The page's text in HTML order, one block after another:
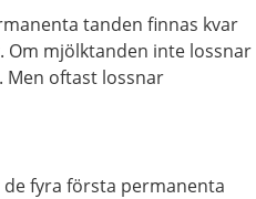
tanden finnas kvar
Om mjölktanden inte lossnar
Men oftast lossnar
fyra första permanenta